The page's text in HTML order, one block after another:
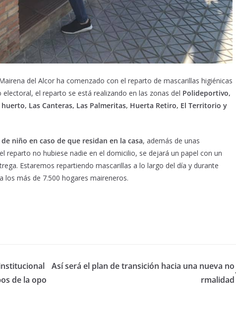
del Alcor ha comenzado con el reparto de mascarillas higiénicas
el reparto se está realizando en las zonas del Polideportivo,
Las Canteras, Las Palmeritas, Huerta Retiro, El Territorio y
niño en caso de que residan en la casa, además de unas
reparto no hubiese nadie en el domicilio, se dejará un papel con un
Estaremos repartiendo mascarillas a lo largo del día y durante
los más de 7.500 hogares maireneros.
de la opo
Así será el plan de transición hacia una nueva no
rmalidad